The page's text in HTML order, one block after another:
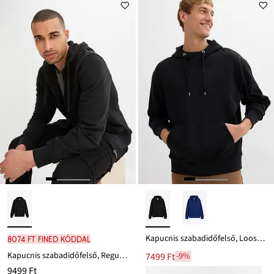
8074 Ft FINED kóddal
Kapucnis szabadidőfelső, Regular Fit
9499 Ft
Kapucnis szabadidőfelső, Loose Fit
7499 Ft-9%